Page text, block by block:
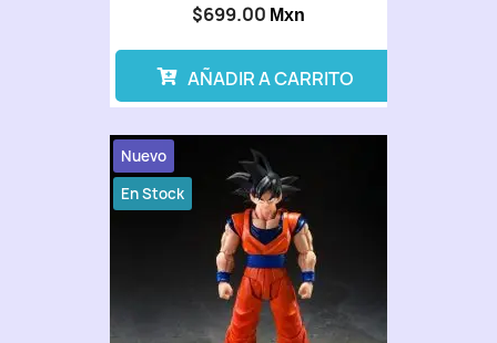
$699.00 Mxn
AÑADIR A CARRITO
Nuevo
En Stock